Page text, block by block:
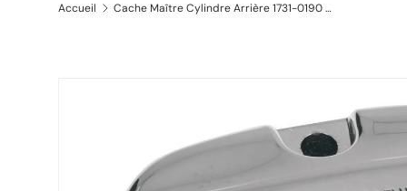
Accueil Cache Maître Cylindre Arrière 1731-0190 Touring 2008-2025